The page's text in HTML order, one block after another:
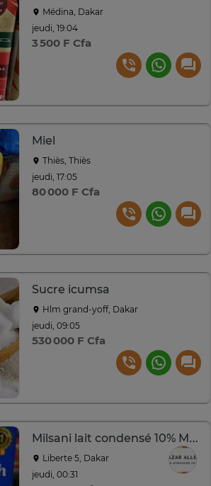
Médina, Dakar
jeudi, 19:04
3 500 F Cfa
Miel
Thiès, Thiès
jeudi, 17:05
80 000 F Cfa
Sucre icumsa
Hlm grand-yoff, Dakar
jeudi, 09:05
530 000 F Cfa
Milsani lait condensé 10% MG 340 ml
Liberte 5, Dakar
jeudi, 00:31